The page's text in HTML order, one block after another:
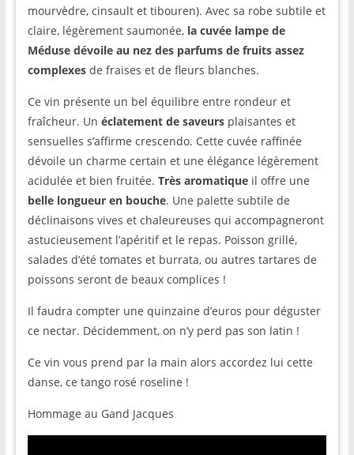
mourvèdre, cinsault et tibouren). Avec sa robe subtile et
claire, légèrement saumonée, la cuvée lampe de
Méduse dévoile au nez des parfums de fruits assez
complexes de fraises et de fleurs blanches.
Ce vin présente un bel équilibre entre rondeur et
fraîcheur. Un éclatement de saveursplaisantes et
sensuelles s’affirme crescendo. Cette cuvée raffinée
dévoile un charme certain et une élégance légèrement
acidulée et bien fruitée. Très aromatiqueil offre une
belle longueur en bouche. Une palette subtile de
déclinaisons vives et chaleureuses qui accompagneront
astucieusement l’apéritif et le repas. Poisson grillé,
salades d’été tomates et burrata, ou autres tartares de
poissons seront de beaux complices !
Il faudra compter une quinzaine d’euros pour déguster
ce nectar. Décidemment, on n’y perd pas son latin !
Ce vin vous prend par la main alors accordez lui cette
danse, ce tango rosé roseline !
Hommage au Gand Jacques